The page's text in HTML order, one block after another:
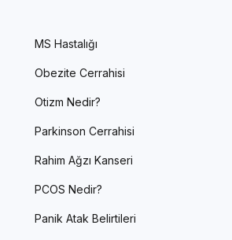
MS Hastalığı
Obezite Cerrahisi
Otizm Nedir?
Parkinson Cerrahisi
Rahim Ağzı Kanseri
PCOS Nedir?
Panik Atak Belirtileri